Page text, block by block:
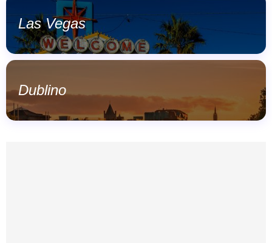
Las Vegas
Dublino